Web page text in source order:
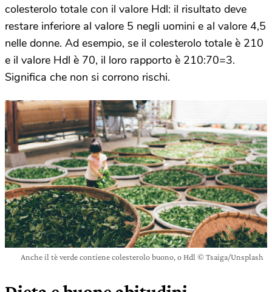
colesterolo totale con il valore Hdl: il risultato deve
restare inferiore al valore 5 negli uomini e al valore 4,5
nelle donne. Ad esempio, se il colesterolo totale è 210
e il valore Hdl è 70, il loro rapporto è 210:70=3.
Significa che non si corrono rischi.
Anche il tè verde contiene colesterolo buono, o Hdl © Tsaiga/Unsplash